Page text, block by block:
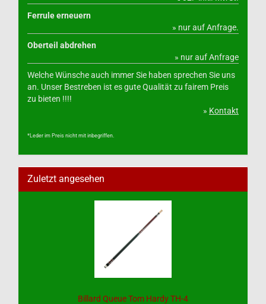
Ferrule erneuern
» nur auf Anfrage.
Oberteil abdrehen
» nur auf Anfrage
Welche Wünsche auch immer Sie haben sprechen Sie uns
an. Unser Bestreben ist es gute Qualität zu fairem Preis
zu bieten !!!!
» Kontakt
*Leder im Preis nicht mit inbegriffen.
Zuletzt angesehen
Billard Queue Tom Hardy TH-4